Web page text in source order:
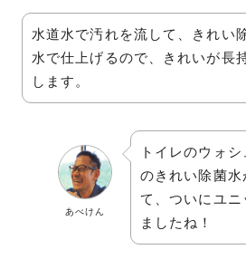
水道水で汚れを流して、きれい
水で仕上げるので、きれいが長
します。
あべけん
トイレのウォ
のきれい除菌
て、ついにユニ
ましたね！